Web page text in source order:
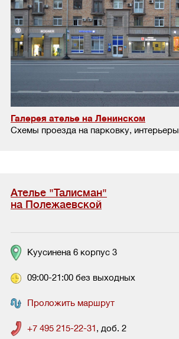
Галерея ателье на Ленинском
Схемы проезда на парковку, интерьеры
Ателье "Талисман"
на Полежаевской
Куусинена 6 корпус 3
09:00-21:00 без выходных
Проложить маршрут
+7 495 215-22-31, доб. 2